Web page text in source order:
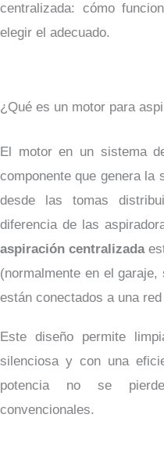
centralizada: cómo
elegir el adecuado.
¿Qué es un motor para
El motor en un sistema
componente que genera la
desde las tomas
diferencia de las
aspiración centralizada
(normalmente en el
están conectados a una
Este diseño permite
silenciosa y con una
potencia no se
convencionales.